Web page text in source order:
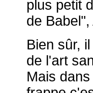
plus petit
de
Bien sûr,
de l'art
Mais